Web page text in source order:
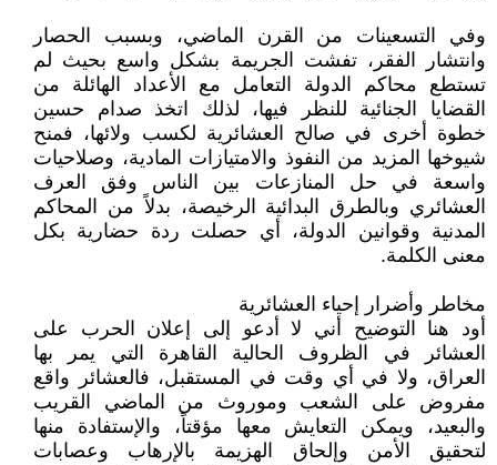
وفي التسعينات من القرن الماضي، وبسبب الحصار
وانتشار الفقر، تفشت الجريمة بشكل واسع بحيث لم
تستطع محاكم الدولة التعامل مع الأعداد الهائلة من
القضايا الجنائية للنظر فيها، لذلك اتخذ صدام حسين
خطوة أخرى في صالح العشائرية لكسب ولائها، فمنح
شيوخها المزيد من النفوذ والامتيازات المادية، وصلاحيات
واسعة في حل المنازعات بين الناس وفق العرف
العشائري وبالطرق البدائية الرخيصة، بدلاً من المحاكم
المدنية وقوانين الدولة، أي حصلت ردة حضارية بكل
معنى الكلمة.
مخاطر وأضرار إحياء العشائرية
أود هنا التوضيح أني لا أدعو إلى إعلان الحرب على
العشائر في الظروف الحالية القاهرة التي يمر بها
العراق، ولا في أي وقت في المستقبل، فالعشائر واقع
مفروض على الشعب وموروث من الماضي القريب
والبعيد، ويمكن التعايش معها مؤقتاً، والإستفادة منها
لتحقيق الأمن وإلحاق الهزيمة بالإرهاب وعصابات